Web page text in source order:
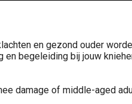
en gezond ouder
begeleiding bij jouw
damage of middle-aged